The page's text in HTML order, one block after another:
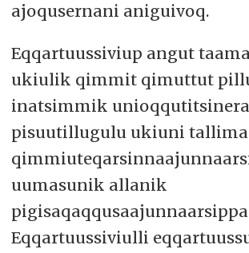
ajoqusernani aniguivoq.
Eqqartuussiviup angut
ukiulik qimmit qimuttut
inatsimmik
pisuutillugulu ukiuni
uumasunik allanik
Eqqartuussiviulli